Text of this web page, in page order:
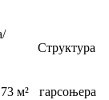
Структура
м² гарсоњера